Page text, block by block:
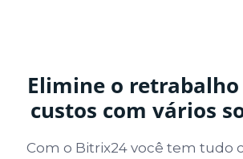
Elimine o retrabalho
custos com vários
Com o Bitrix24 você tem tudo